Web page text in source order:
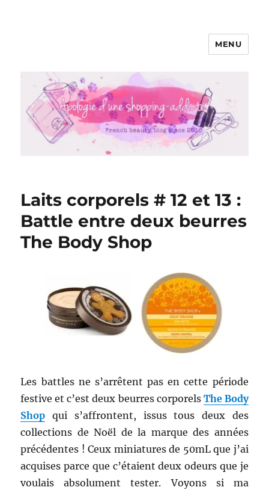
Apologie d'une Shopping-addicte
MENU
Laits corporels # 12 et 13 :
Battle entre deux beurres
The Body Shop
Les battles ne s’arrêtent pas en cette période
festive et c’est deux beurres corporels The Body
Shop qui s’affrontent, issus tous deux des
collections de Noël de la marque des années
précédentes ! Ceux miniatures de 50mL que j’ai
acquises parce que c’étaient deux odeurs que je
voulais absolument tester. Voyons si ma